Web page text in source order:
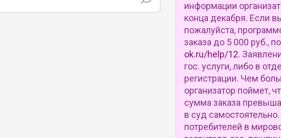
информации
конца декабря. Если
пожалуйста,
заказа до 5 000 руб.,
ok.ru/help/12.
гос. услуги, либо в
регистрации. Чем
организатор поймет,
сумма заказа
в суд
потребителей в